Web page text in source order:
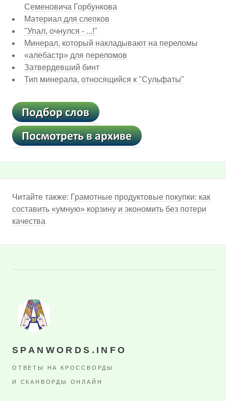
Семеновича Горбункова
Материал для слепков
"Упал, очнулся - ...!"
Минерал, который накладывают на переломы
«алебастр» для переломов
Затвердевший бинт
Тип минерала, относящийся к "Сульфаты"
Читайте также: Грамотные продуктовые покупки: как
составить «умную» корзину и экономить без потери
качества
SPANWORDS.INFO
ОТВЕТЫ НА КРОССВОРДЫ
И СКАНВОРДЫ ОНЛАЙН